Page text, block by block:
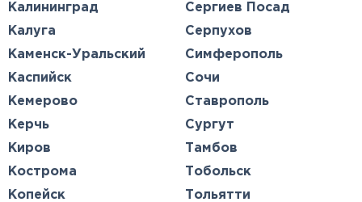
Калининград
Калуга
Каменск-Уральский
Каспийск
Кемерово
Керчь
Киров
Кострома
Копейск
Сергиев Посад
Серпухов
Симферополь
Сочи
Ставрополь
Сургут
Тамбов
Тобольск
Тольятти